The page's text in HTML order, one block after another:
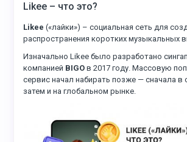
Likee – что это?
Likee («лайки») – социальная сеть для
распространения коротких музыкальных
Изначально Likee было разработано
компанией BIGO в 2017 году. Массовую
сервис начал набирать позже — сначала в
затем и на глобальном рынке.